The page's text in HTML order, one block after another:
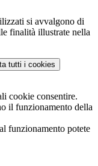
si avvalgono di
finalità illustrate nella
tutti i cookies
cookie consentire.
il funzionamento della
funzionamento potete